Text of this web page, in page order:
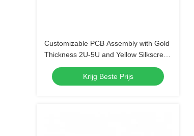
Customizable PCB Assembly with Gold
Thickness 2U-5U and Yellow Silkscreen
Color
Krijg Beste Prijs